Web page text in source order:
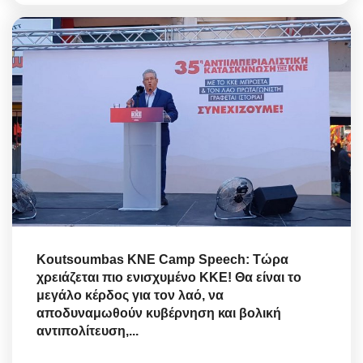
Koutsoumbas KNE Camp Speech: Τώρα
χρειάζεται πιο ενισχυμένο ΚΚΕ! Θα είναι το
μεγάλο κέρδος για τον λαό, να
αποδυναμωθούν κυβέρνηση και βολική
αντιπολίτευση,...